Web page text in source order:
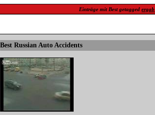
Einträge mit Bestgetaggedergab
Best Russian Auto Accidents